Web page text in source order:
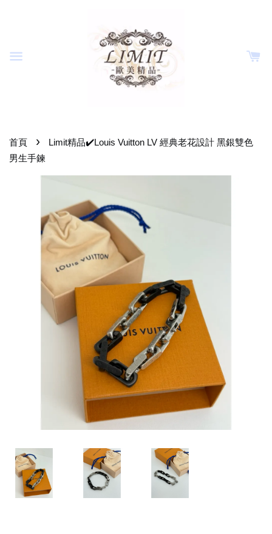
首頁 ›
Limit精品✔️Louis Vuitton LV 經典老花設計 黑銀雙色
男生手鍊